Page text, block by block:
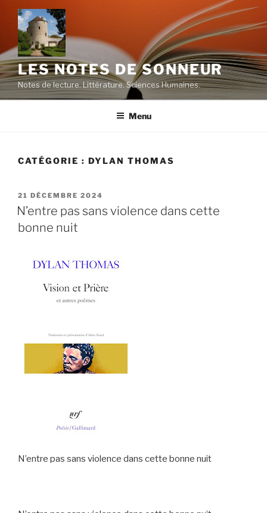
contenu
principal
LES NOTES DE SONNEUR
Notes de lecture. Littérature. Sciences Humaines.
Menu
CATÉGORIE : DYLAN THOMAS
PUBLIÉ
LE
21 DÉCEMBRE 2024
N’entre pas sans violence dans cette
bonne nuit
N’entre pas sans violence dans cette bonne nuit